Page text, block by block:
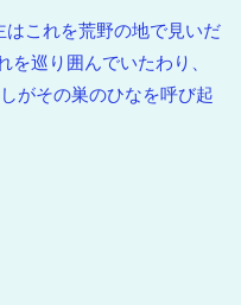
これを荒野の地で見いだ
を巡り囲んでいたわり、
がその巣のひなを呼び起